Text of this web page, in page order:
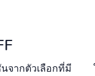
จากตัวเลือกที่มี